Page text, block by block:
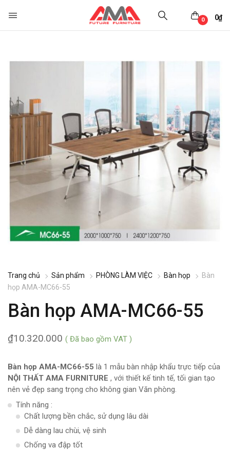
0₫
0
Trang chủ Sản phẩm PHÒNG LÀM VIỆC Bàn họp
Bàn
họp AMA-MC66-55
Bàn họp AMA-MC66-55
10.320.000
₫ ( Đã bao gồm VAT )
Bàn họp AMA-MC66-55 là 1 mẫu bàn nhập khẩu trực tiếp của
NỘI THẤT AMA FURNITURE , với thiết kế tinh tế, tối gian tạo
nên vẻ đẹp sang trọng cho không gian Văn phòng.
Tính năng :
Chất lượng bền chắc, sử dụng lâu dài
Dễ dàng lau chùi, vệ sinh
Chống va đập tốt